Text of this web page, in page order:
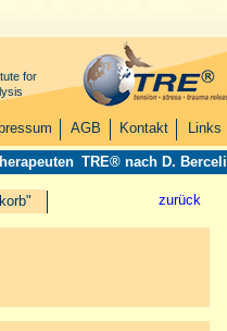
for
AGB Kontakt Links
TRE® nach D. Berceli
zurück